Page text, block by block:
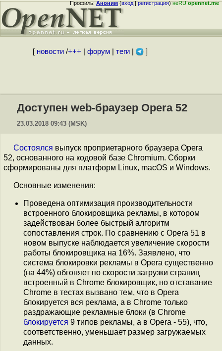
Профиль:Аноним(вход|регистрация)неRUopennet.me
[ новости/+++ форум| теги| ]
Доступен web-браузер Opera 52
23.03.2018 09:43 (MSK)
Состоялся выпуск проприетарного браузера Opera
52, основанного на кодовой базе Chromium. Сборки
сформированы для платформ Linux, macOS и Windows.
Основные изменения:
Проведена оптимизация производительности
встроенного блокировщика рекламы, в котором
задействован более быстрый алгоритм
сопоставления строк. По сравнению с Opera 51 в
новом выпуске наблюдается увеличение скорости
работы блокировщика на 16%. Заявлено, что
система блокировки рекламы в Opera существенно
(на 44%) обгоняет по скорости загрузки страниц
встроенный в Chrome блокировщик, но отставание
Chrome в тестах вызвано тем, что в Opera
блокируется вся реклама, а в Chrome только
раздражающие рекламные блоки (в Chrome
блокируется 9 типов рекламы, а в Opera - 55), что,
соответственно, уменьшает размер загружаемых
данных.